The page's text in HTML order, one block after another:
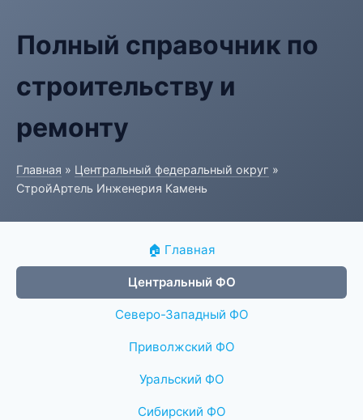
Полный справочник по
строительству и
ремонту
Главная » Центральный федеральный округ »
СтройАртель Инженерия Камень
🏠 Главная
Центральный ФО
Северо-Западный ФО
Приволжский ФО
Уральский ФО
Сибирский ФО